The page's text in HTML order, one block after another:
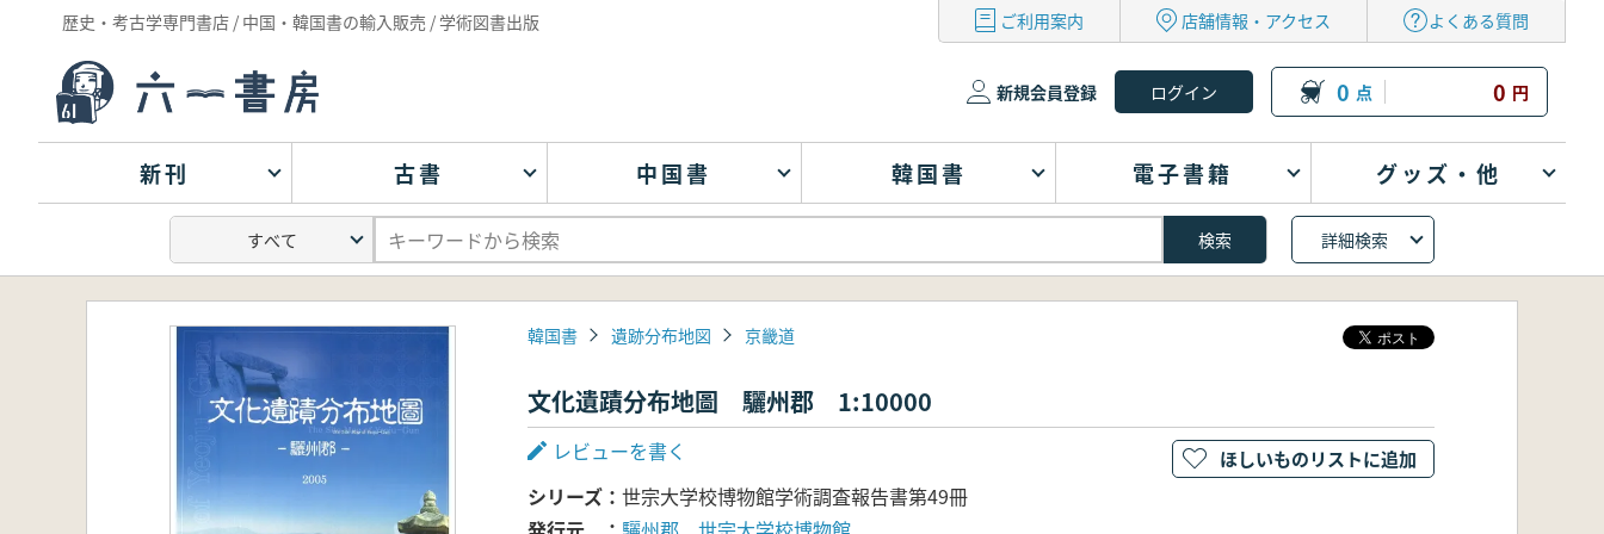
歴史・考古学専門書店 / 中国・韓国書の輸入販売 / 学術図書出版 ご利用案内 店舗情報・アクセス よくある質問
新規会員登録 0 点 0 円
新刊 古書 中国書 韓国書 電子書籍 グッズ・他
詳細検索
韓国書 遺跡分布地図 京畿道
文化遺蹟分布地圖 驪州郡 1:10000
レビューを書く
シリーズ
世宗大学校博物館学術調査報告書第49冊
ほしいものリストに追加